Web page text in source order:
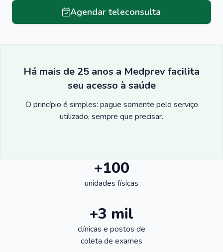
Agendar teleconsulta
Há mais de 25 anos a Medprev facilita
seu acesso à saúde
O princípio é simples: pague somente pelo serviço
utilizado, sempre que precisar.
+100
unidades físicas
+3 mil
clínicas e postos de
coleta de exames